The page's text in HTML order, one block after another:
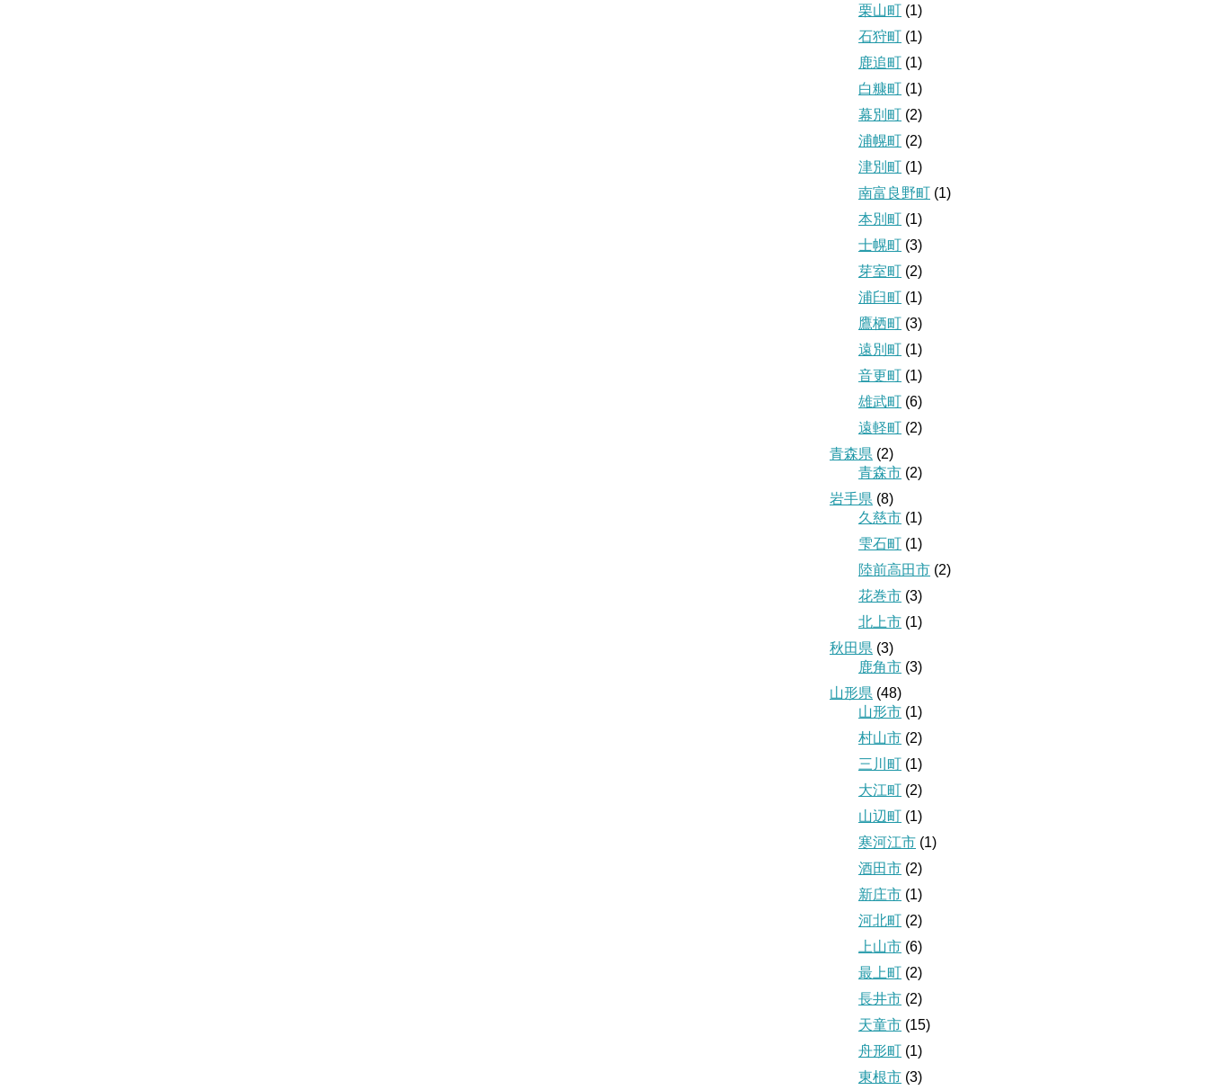
栗山町 (1)
石狩町 (1)
鹿追町 (1)
白糠町 (1)
幕別町 (2)
浦幌町 (2)
津別町 (1)
南富良野町 (1)
本別町 (1)
士幌町 (3)
芽室町 (2)
浦臼町 (1)
鷹栖町 (3)
遠別町 (1)
音更町 (1)
雄武町 (6)
遠軽町 (2)
青森県 (2)
青森市 (2)
岩手県 (8)
久慈市 (1)
雫石町 (1)
陸前高田市 (2)
花巻市 (3)
北上市 (1)
秋田県 (3)
鹿角市 (3)
山形県 (48)
山形市 (1)
村山市 (2)
三川町 (1)
大江町 (2)
山辺町 (1)
寒河江市 (1)
酒田市 (2)
新庄市 (1)
河北町 (2)
上山市 (6)
最上町 (2)
長井市 (2)
天童市 (15)
舟形町 (1)
東根市 (3)